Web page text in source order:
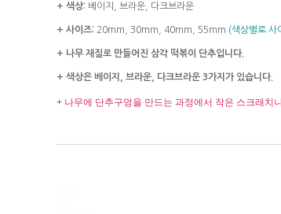
+ 색상: 베이지, 브라운, 다크브라운
+ 사이즈: 20mm, 30mm, 40mm, 55mm (색상별로 사
+ 나무 재질로 만들어진 삼각 떡볶이 단추입니다.
+ 색상은 베이지, 브라운, 다크브라운 3가지가 있습니다.
+ 나무에 단추구멍을 만드는 과정에서 작은 스크래